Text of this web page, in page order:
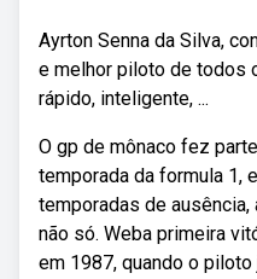
Ayrton Senna da Silva,
e melhor piloto de todos
rápido, inteligente, ...
O gp de mônaco fez
temporada da formula 1,
temporadas de
não só. Weba primeira
em 1987, quando o